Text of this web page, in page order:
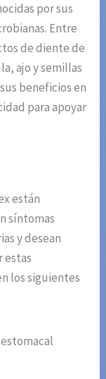
por sus
Entre
de diente de
ajo y semillas
beneficios en
para apoyar
están
síntomas
y desean
estas
los siguientes